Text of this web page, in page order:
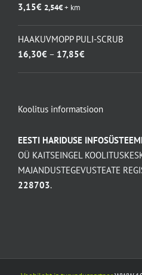
3,15€ 2,54€+ km
HAAKUVMOPP PULI-SCRUB
16,30€ – 17,85€Hinnavahemik:
Koolitus informatsioon
EESTI HARIDUSE
OÜ KAITSEINGEL
MAJANDUSTEGEVUSTEATE
228703.